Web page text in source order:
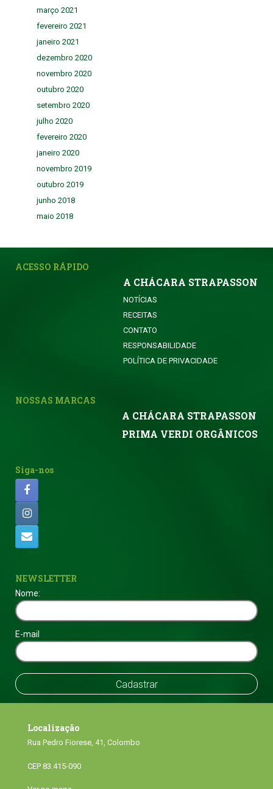
março 2021
fevereiro 2021
janeiro 2021
dezembro 2020
novembro 2020
outubro 2020
setembro 2020
julho 2020
fevereiro 2020
janeiro 2020
novembro 2019
outubro 2019
junho 2018
maio 2018
ACESSO RÁPIDO
A CHÁCARA STRAPASSON
NOTÍCIAS
RECEITAS
CONTATO
RESPONSABILIDADE
POLÍTICA DE PRIVACIDADE
NOSSAS MARCAS
A CHÁCARA STRAPASSON
PRIMA VERDI ORGÂNICOS
Siga-nos
NEWSLETTER
Nome:
E-mail
Localização
Rua Pedro Fiorese, 41, Colombo
CEP 83.415-090